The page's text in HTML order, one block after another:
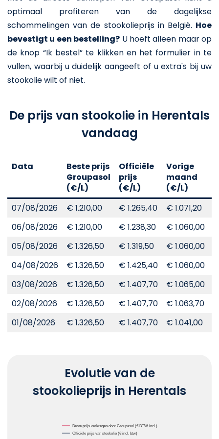
optimaal profiteren van de dagelijkse
schommelingen van de stookolieprijs in België. Hoe
bevestigt u een bestelling? U hoeft alleen maar op
de knop “Ik bestel” te klikken en het formulier in te
vullen, waarbij u duidelijk aangeeft of u extra's bij uw
stookolie wilt of niet.
De prijs van stookolie in Herentals
vandaag
Data
Beste prijs
Groupasol
(€/L)
Officiële
prijs
(€/L)
Vorige
maand
(€/L)
07/08/2026
€ 1.210,00 € 1.265,40 € 1.071,20
06/08/2026
€ 1.210,00 € 1.238,30 € 1.060,00
05/08/2026
€ 1.326,50 € 1.319,50 € 1.060,00
04/08/2026
€ 1.326,50 € 1.425,40 € 1.060,00
03/08/2026
€ 1.326,50 € 1.407,70 € 1.065,00
02/08/2026
€ 1.326,50 € 1.407,70 € 1.063,70
01/08/2026
€ 1.326,50 € 1.407,70 € 1.041,00
Evolutie van de
stookolieprijs in Herentals
Beste prijs verkregen door Groupasol (€ BTW incl.)
Officiële prijs van stookolie (€ incl. btw)